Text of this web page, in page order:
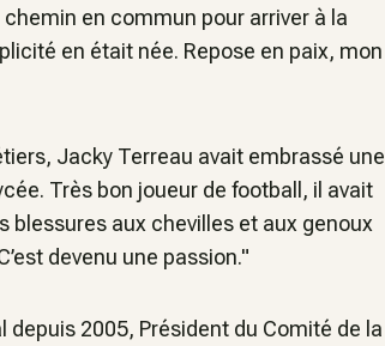
en commun pour arriver à la
en était née. Repose en paix, mon
Jacky Terreau avait embrassé une
Très bon joueur de football, il avait
blessures aux chevilles et aux genoux
devenu une passion."
2005, Président du Comité de la